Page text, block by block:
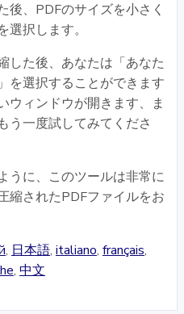
後、PDFのサイズを小さく
択します。
した後、あなたは「あなた
を選択することができます
ウィンドウが開きます、ま
う一度試してみてくださ
うに、このツールは非常に
縮されたPDFファイルをお
, 日本語, italiano, français,
, 中文